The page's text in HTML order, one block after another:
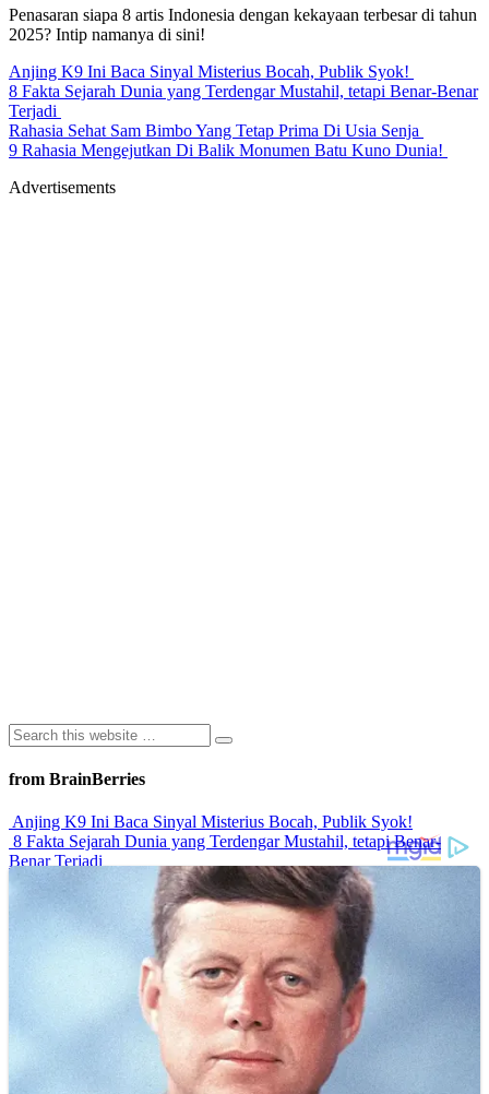
Penasaran siapa 8 artis Indonesia dengan kekayaan terbesar di tahun
2025? Intip namanya di sini!
Anjing K9 Ini Baca Sinyal Misterius Bocah, Publik Syok!
8 Fakta Sejarah Dunia yang Terdengar Mustahil, tetapi Benar-Benar
Terjadi
Rahasia Sehat Sam Bimbo Yang Tetap Prima Di Usia Senja
9 Rahasia Mengejutkan Di Balik Monumen Batu Kuno Dunia!
Advertisements
from BrainBerries
Anjing K9 Ini Baca Sinyal Misterius Bocah, Publik Syok!
8 Fakta Sejarah Dunia yang Terdengar Mustahil, tetapi Benar-
Benar Terjadi
Rahasia Sehat Sam Bimbo Yang Tetap Prima Di Usia Senja
9 Rahasia Mengejutkan Di Balik Monumen Batu Kuno Dunia!
Inilah Cara Mendeteksi Kebohongan Lewat Gerakan Bibir!
Advertisements